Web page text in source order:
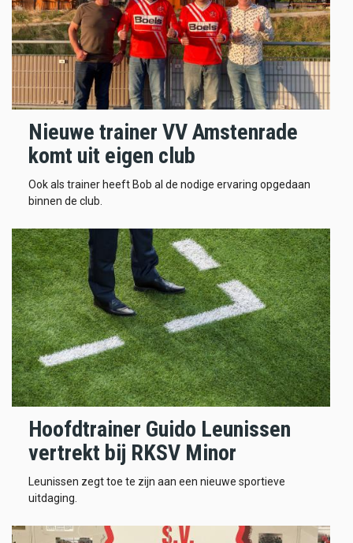
Nieuwe trainer VV Amstenrade
komt uit eigen club
Ook als trainer heeft Bob al de nodige ervaring opgedaan
binnen de club.
Hoofdtrainer Guido Leunissen
vertrekt bij RKSV Minor
Leunissen zegt toe te zijn aan een nieuwe sportieve
uitdaging.